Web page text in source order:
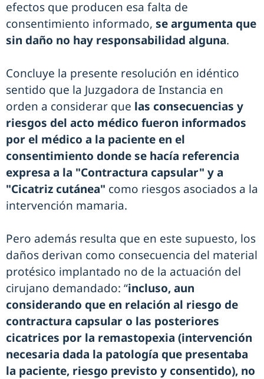
efectos que producen esa falta de
consentimiento informado, se argumenta que
sin daño no hay responsabilidad alguna.
Concluye la presente resolución en idéntico
sentido que la Juzgadora de Instancia en
orden a considerar que las consecuencias y
riesgos del acto médico fueron informados
por el médico a la paciente en el
consentimiento donde se hacía referencia
expresa a la "Contractura capsular" y a
"Cicatriz cutánea" como riesgos asociados a la
intervención mamaria.
Pero además resulta que en este supuesto, los
daños derivan como consecuencia del material
protésico implantado no de la actuación del
cirujano demandado: “incluso, aun
considerando que en relación al riesgo de
contractura capsular o las posteriores
cicatrices por la remastopexia (intervención
necesaria dada la patología que presentaba
la paciente, riesgo previsto y consentido), no